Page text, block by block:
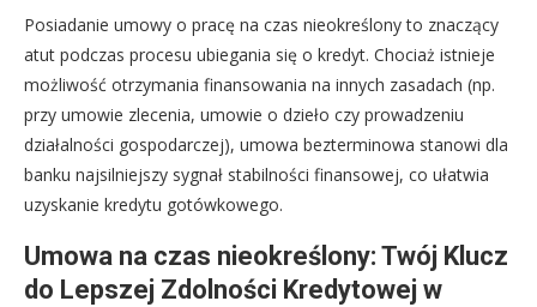
Posiadanie umowy o pracę na czas nieokreślony to znaczący
atut podczas procesu ubiegania się o kredyt. Chociaż istnieje
możliwość otrzymania finansowania na innych zasadach (np.
przy umowie zlecenia, umowie o dzieło czy prowadzeniu
działalności gospodarczej), umowa bezterminowa stanowi dla
banku najsilniejszy sygnał stabilności finansowej, co ułatwia
uzyskanie kredytu gotówkowego.
Umowa na czas nieokreślony: Twój Klucz
do Lepszej Zdolności Kredytowej w